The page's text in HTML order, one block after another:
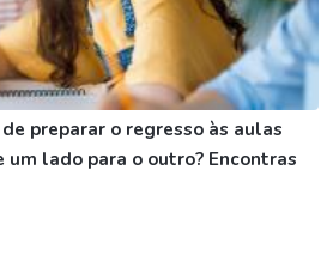
preparar o regresso às aulas
um lado para o outro? Encontras